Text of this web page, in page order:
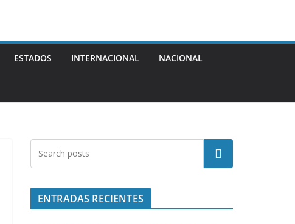
ESTADOS INTERNACIONAL NACIONAL
Buscar
ENTRADAS RECIENTES